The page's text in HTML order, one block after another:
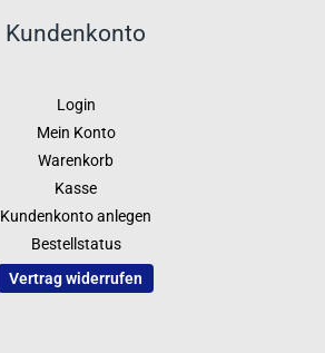
Kundenkonto
Login
Mein Konto
Warenkorb
Kasse
Kundenkonto anlegen
Bestellstatus
Vertrag widerrufen